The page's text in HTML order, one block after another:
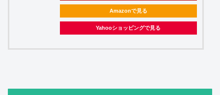
Amazonで見る
Yahooショッピングで見る